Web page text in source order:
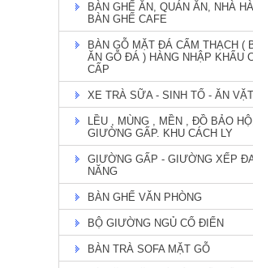
BÀN GHẾ ĂN, QUÁN ĂN, NHÀ
BÀN GHẾ CAFE
BÀN GỖ MẶT ĐÁ CẨM THẠCH (
ĂN GỖ ĐÁ ) HÀNG NHẬP KHẨU
CẤP
XE TRÀ SỮA - SINH TỐ - ĂN VẶT
LỀU , MÙNG , MỀN , ĐỒ BẢO
GIƯỜNG GẤP. KHU CÁCH LY
GIƯỜNG GẤP - GIƯỜNG XẾP
NĂNG
BÀN GHẾ VĂN PHÒNG
BỘ GIƯỜNG NGỦ CỔ ĐIỂN
BÀN TRÀ SOFA MẶT GỖ